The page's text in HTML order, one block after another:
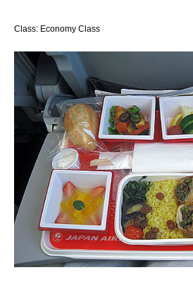
Class: Economy Class